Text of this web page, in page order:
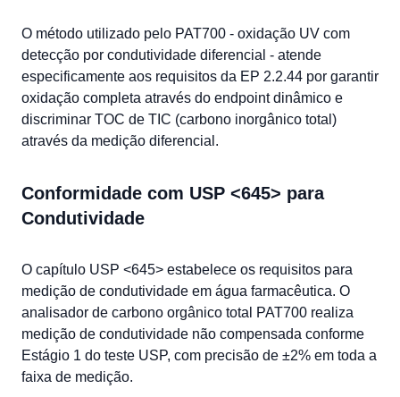
O método utilizado pelo PAT700 - oxidação UV com
detecção por condutividade diferencial - atende
especificamente aos requisitos da EP 2.2.44 por garantir
oxidação completa através do endpoint dinâmico e
discriminar TOC de TIC (carbono inorgânico total)
através da medição diferencial.
Conformidade com USP <645> para
Condutividade
O capítulo USP <645> estabelece os requisitos para
medição de condutividade em água farmacêutica. O
analisador de carbono orgânico total PAT700 realiza
medição de condutividade não compensada conforme
Estágio 1 do teste USP, com precisão de ±2% em toda a
faixa de medição.